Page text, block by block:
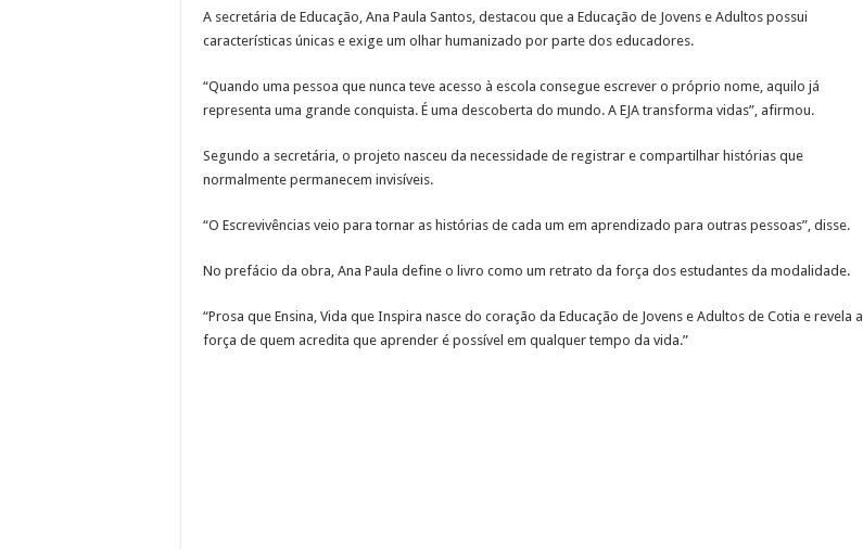
A secretária de Educação, Ana Paula Santos, destacou que a Educação de Jovens e Adultos possui
características únicas e exige um olhar humanizado por parte dos educadores.
“Quando uma pessoa que nunca teve acesso à escola consegue escrever o próprio nome, aquilo já
representa uma grande conquista. É uma descoberta do mundo. A EJA transforma vidas”, afirmou.
Segundo a secretária, o projeto nasceu da necessidade de registrar e compartilhar histórias que
normalmente permanecem invisíveis.
“O Escrevivências veio para tornar as histórias de cada um em aprendizado para outras pessoas”, disse.
No prefácio da obra, Ana Paula define o livro como um retrato da força dos estudantes da modalidade.
“Prosa que Ensina, Vida que Inspira nasce do coração da Educação de Jovens e Adultos de Cotia e revela a
força de quem acredita que aprender é possível em qualquer tempo da vida.”